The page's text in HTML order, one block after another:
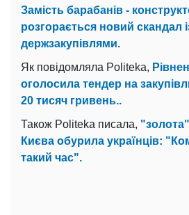
Замість барабанів -
розгорається новий скандал
держзакупівлями.
Як повідомляла Politeka,
оголосила тендер на
20 тисяч гривень..
Також Politeka писала, "золота"
Києва обурила українців:
такий час".